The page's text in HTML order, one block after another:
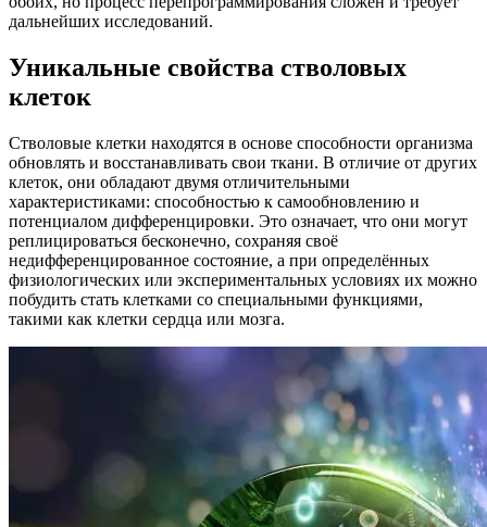
дальнейших исследований.
Уникальные свойства стволовых
клеток
Стволовые клетки находятся в основе способности организма
обновлять и восстанавливать свои ткани. В отличие от других
клеток, они обладают двумя отличительными
характеристиками: способностью к самообновлению и
потенциалом дифференцировки. Это означает, что они могут
реплицироваться бесконечно, сохраняя своё
недифференцированное состояние, а при определённых
физиологических или экспериментальных условиях их можно
побудить стать клетками со специальными функциями,
такими как клетки сердца или мозга.